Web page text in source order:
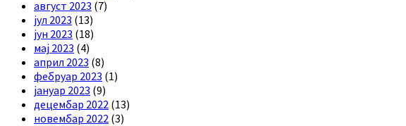
август 2023 (7)
јул 2023 (13)
јун 2023 (18)
мај 2023 (4)
април 2023 (8)
фебруар 2023 (1)
јануар 2023 (9)
децембар 2022 (13)
новембар 2022 (3)